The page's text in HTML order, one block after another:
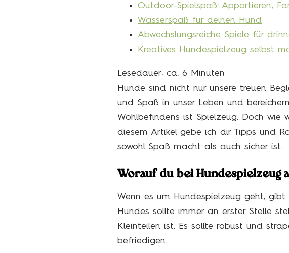
Outdoor-Spielspaß: Apportieren,
Wasserspaß für deinen Hund
Abwechslungsreiche Spiele für
Kreatives Hundespielzeug selbst
Lesedauer: ca. 6
Minuten
Hunde sind nicht nur unsere treuen
und Spaß in unser Leben und
Wohlbefindens ist Spielzeug. Doch wie
diesem Artikel gebe ich dir Tipps und
sowohl Spaß macht als auch sicher ist.
Worauf du bei Hundespielzeug
Wenn es um Hundespielzeug geht,
Hundes sollte immer an erster Stelle
Kleinteilen ist. Es sollte robust und
befriedigen.